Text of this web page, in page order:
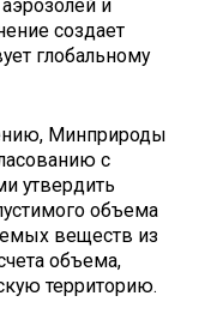
и
создает
глобальному
Минприроды
с
утвердить
объема
веществ из
объема,
территорию.